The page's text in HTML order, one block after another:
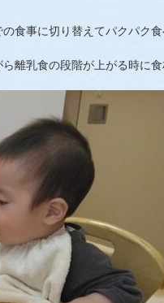
食事に切り替えてパクパク
離乳食の段階が上がる時に